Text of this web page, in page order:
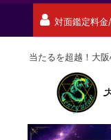
対面鑑定料金
当たるを超越！大